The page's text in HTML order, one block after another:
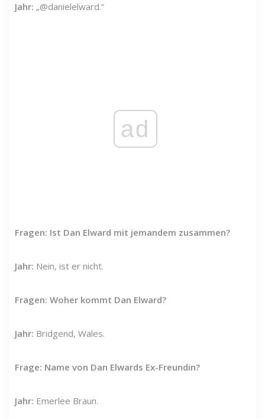
Jahr: „@danielelward.“
ad
Fragen: Ist Dan Elward mit jemandem zusammen?
Jahr: Nein, ist er nicht.
Fragen: Woher kommt Dan Elward?
Jahr: Bridgend, Wales.
Frage: Name von Dan Elwards Ex-Freundin?
Jahr: Emerlee Braun.